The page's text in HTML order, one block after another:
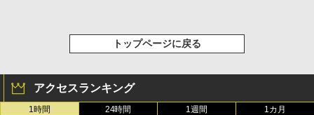
トップページに戻る
アクセスランキング
1時間 24時間 1週間 1カ月